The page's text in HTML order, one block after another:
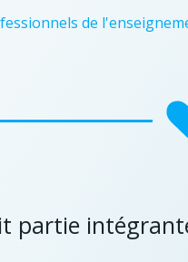
de
partie